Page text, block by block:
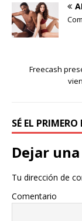
Freecash
SÉ EL
Dejar
Tu dirección de
Comentario